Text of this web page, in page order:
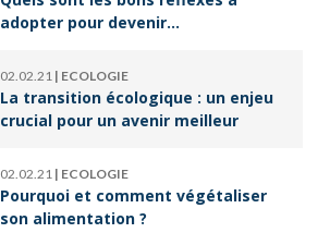
adopter pour devenir
02.02.21 | ECOLOGIE
La transition écologique : un enjeu
crucial pour un avenir meilleur
02.02.21 | ECOLOGIE
Pourquoi et comment végétaliser
son alimentation ?